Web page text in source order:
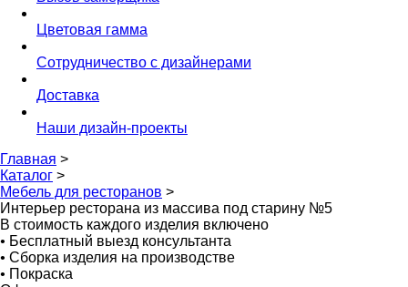
Цветовая гамма
Сотрудничество с дизайнерами
Доставка
Наши дизайн-проекты
Главная >
Каталог >
Мебель для ресторанов >
Интерьер ресторана из массива под старину №5
В стоимость каждого изделия включено
• Бесплатный выезд консультанта
• Сборка изделия на производстве
• Покраска